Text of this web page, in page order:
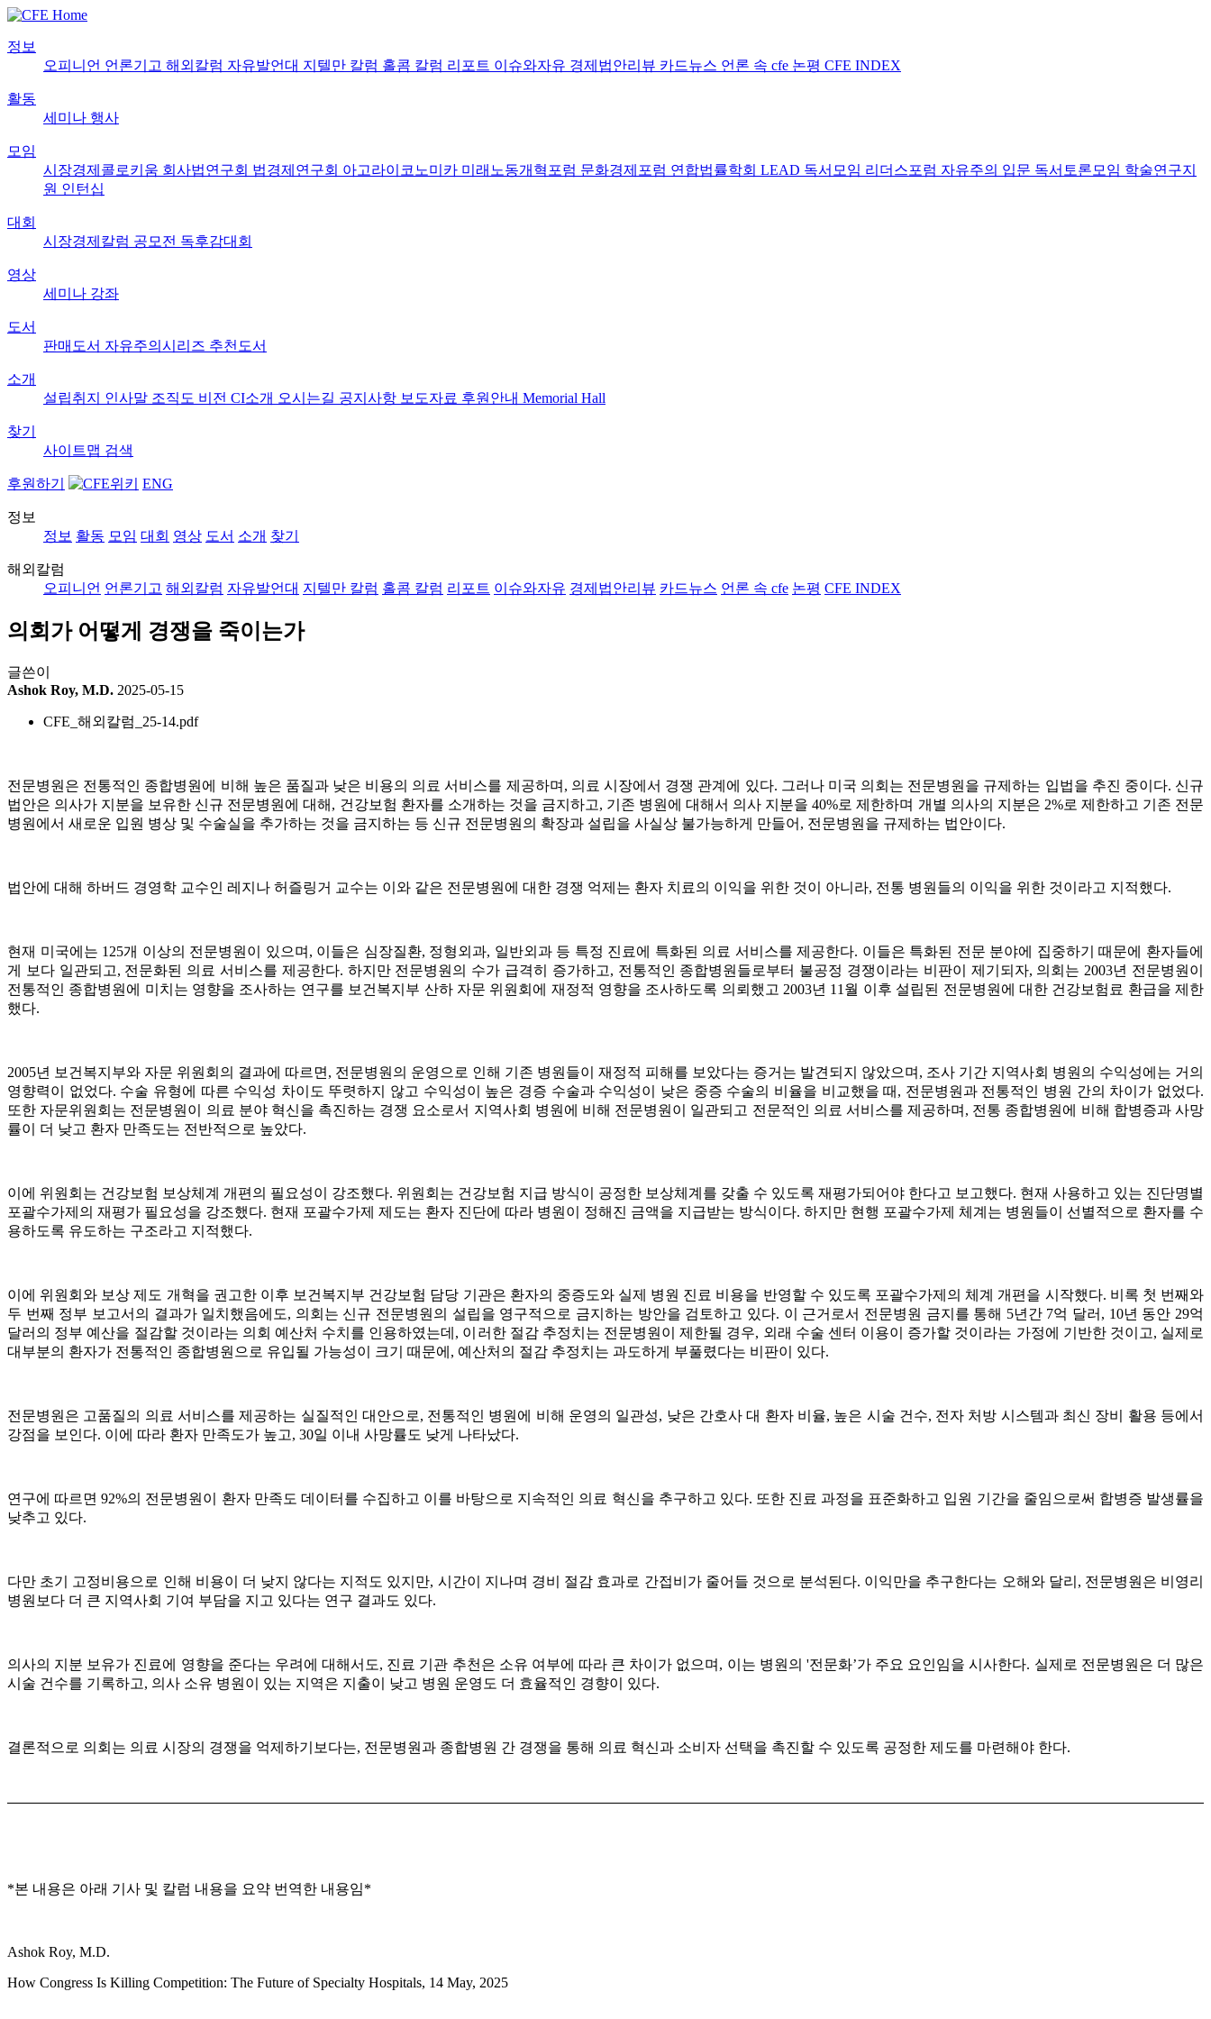
정보
오피니언 언론기고 해외칼럼 자유발언대 지텔만 칼럼 홀콤 칼럼 리포트 이슈와자유 경제법안리뷰 카드뉴스 언론 속 cfe 논평 CFE INDEX
활동
세미나 행사
모임
시장경제콜로키움 회사법연구회 법경제연구회 아고라이코노미카 미래노동개혁포럼 문화경제포럼 연합법률학회 LEAD 독서모임 리더스포럼 자유주의 입문 독서토론모임 학술연구지
원 인턴십
대회
시장경제칼럼 공모전 독후감대회
영상
세미나 강좌
도서
판매도서 자유주의시리즈 추천도서
소개
설립취지 인사말 조직도 비전 CI소개 오시는길 공지사항 보도자료 후원안내 Memorial Hall
찾기
사이트맵 검색
후원하기 ENG
정보
정보 활동 모임 대회 영상 도서 소개 찾기
해외칼럼
오피니언 언론기고 해외칼럼 자유발언대 지텔만 칼럼 홀콤 칼럼 리포트 이슈와자유 경제법안리뷰 카드뉴스 언론 속 cfe 논평 CFE INDEX
의회가 어떻게 경쟁을 죽이는가
글쓴이
Ashok Roy, M.D. 2025-05-15
CFE_해외칼럼_25-14.pdf
전문병원은 전통적인 종합병원에 비해 높은 품질과 낮은 비용의 의료 서비스를 제공하며, 의료 시장에서 경쟁 관계에 있다. 그러나 미국 의회는 전문병원을 규제하는 입법을 추진 중이다. 신규
법안은 의사가 지분을 보유한 신규 전문병원에 대해, 건강보험 환자를 소개하는 것을 금지하고, 기존 병원에 대해서 의사 지분을 40%로 제한하며 개별 의사의 지분은 2%로 제한하고 기존 전문
병원에서 새로운 입원 병상 및 수술실을 추가하는 것을 금지하는 등 신규 전문병원의 확장과 설립을 사실상 불가능하게 만들어, 전문병원을 규제하는 법안이다.
법안에 대해 하버드 경영학 교수인 레지나 허즐링거 교수는 이와 같은 전문병원에 대한 경쟁 억제는 환자 치료의 이익을 위한 것이 아니라, 전통 병원들의 이익을 위한 것이라고 지적했다.
현재 미국에는 125개 이상의 전문병원이 있으며, 이들은 심장질환, 정형외과, 일반외과 등 특정 진료에 특화된 의료 서비스를 제공한다. 이들은 특화된 전문 분야에 집중하기 때문에 환자들에
게 보다 일관되고, 전문화된 의료 서비스를 제공한다. 하지만 전문병원의 수가 급격히 증가하고, 전통적인 종합병원들로부터 불공정 경쟁이라는 비판이 제기되자, 의회는 2003년 전문병원이
전통적인 종합병원에 미치는 영향을 조사하는 연구를 보건복지부 산하 자문 위원회에 재정적 영향을 조사하도록 의뢰했고 2003년 11월 이후 설립된 전문병원에 대한 건강보험료 환급을 제한
했다.
2005년 보건복지부와 자문 위원회의 결과에 따르면, 전문병원의 운영으로 인해 기존 병원들이 재정적 피해를 보았다는 증거는 발견되지 않았으며, 조사 기간 지역사회 병원의 수익성에는 거의
영향력이 없었다. 수술 유형에 따른 수익성 차이도 뚜렷하지 않고 수익성이 높은 경증 수술과 수익성이 낮은 중증 수술의 비율을 비교했을 때, 전문병원과 전통적인 병원 간의 차이가 없었다.
또한 자문위원회는 전문병원이 의료 분야 혁신을 촉진하는 경쟁 요소로서 지역사회 병원에 비해 전문병원이 일관되고 전문적인 의료 서비스를 제공하며, 전통 종합병원에 비해 합병증과 사망
률이 더 낮고 환자 만족도는 전반적으로 높았다.
이에 위원회는 건강보험 보상체계 개편의 필요성이 강조했다. 위원회는 건강보험 지급 방식이 공정한 보상체계를 갖출 수 있도록 재평가되어야 한다고 보고했다. 현재 사용하고 있는 진단명별
포괄수가제의 재평가 필요성을 강조했다. 현재 포괄수가제 제도는 환자 진단에 따라 병원이 정해진 금액을 지급받는 방식이다. 하지만 현행 포괄수가제 체계는 병원들이 선별적으로 환자를 수
용하도록 유도하는 구조라고 지적했다.
이에 위원회와 보상 제도 개혁을 권고한 이후 보건복지부 건강보험 담당 기관은 환자의 중증도와 실제 병원 진료 비용을 반영할 수 있도록 포괄수가제의 체계 개편을 시작했다. 비록 첫 번째와
두 번째 정부 보고서의 결과가 일치했음에도, 의회는 신규 전문병원의 설립을 영구적으로 금지하는 방안을 검토하고 있다. 이 근거로서 전문병원 금지를 통해 5년간 7억 달러, 10년 동안 29억
달러의 정부 예산을 절감할 것이라는 의회 예산처 수치를 인용하였는데, 이러한 절감 추정치는 전문병원이 제한될 경우, 외래 수술 센터 이용이 증가할 것이라는 가정에 기반한 것이고, 실제로
대부분의 환자가 전통적인 종합병원으로 유입될 가능성이 크기 때문에, 예산처의 절감 추정치는 과도하게 부풀렸다는 비판이 있다.
전문병원은 고품질의 의료 서비스를 제공하는 실질적인 대안으로, 전통적인 병원에 비해 운영의 일관성, 낮은 간호사 대 환자 비율, 높은 시술 건수, 전자 처방 시스템과 최신 장비 활용 등에서
강점을 보인다. 이에 따라 환자 만족도가 높고, 30일 이내 사망률도 낮게 나타났다.
연구에 따르면 92%의 전문병원이 환자 만족도 데이터를 수집하고 이를 바탕으로 지속적인 의료 혁신을 추구하고 있다. 또한 진료 과정을 표준화하고 입원 기간을 줄임으로써 합병증 발생률을
낮추고 있다.
다만 초기 고정비용으로 인해 비용이 더 낮지 않다는 지적도 있지만, 시간이 지나며 경비 절감 효과로 간접비가 줄어들 것으로 분석된다. 이익만을 추구한다는 오해와 달리, 전문병원은 비영리
병원보다 더 큰 지역사회 기여 부담을 지고 있다는 연구 결과도 있다.
의사의 지분 보유가 진료에 영향을 준다는 우려에 대해서도, 진료 기관 추천은 소유 여부에 따라 큰 차이가 없으며, 이는 병원의 '전문화’가 주요 요인임을 시사한다. 실제로 전문병원은 더 많은
시술 건수를 기록하고, 의사 소유 병원이 있는 지역은 지출이 낮고 병원 운영도 더 효율적인 경향이 있다.
결론적으로 의회는 의료 시장의 경쟁을 억제하기보다는, 전문병원과 종합병원 간 경쟁을 통해 의료 혁신과 소비자 선택을 촉진할 수 있도록 공정한 제도를 마련해야 한다.
*본 내용은 아래 기사 및 칼럼 내용을 요약 번역한 내용임*
Ashok Roy, M.D.
How Congress Is Killing Competition: The Future of Specialty Hospitals, 14 May, 2025